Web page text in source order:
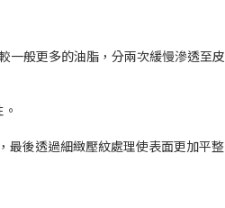
一般更多的油脂，分兩次緩慢滲透至皮
最後透過細緻壓紋處理使表面更加平整